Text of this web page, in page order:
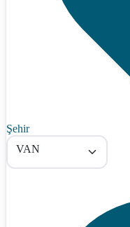
Şehir
VAN